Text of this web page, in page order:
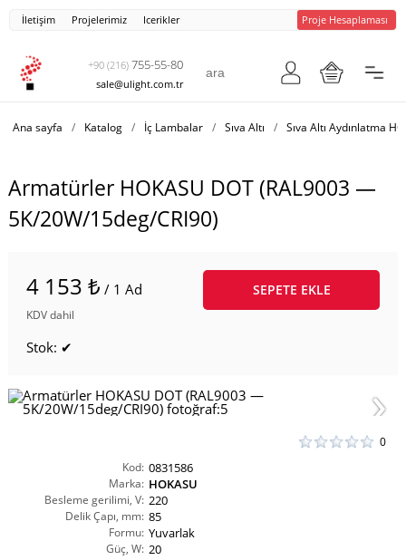
İletişim Projelerimiz Icerikler Proje Hesaplaması
+90 (216) 755-55-80
sale@ulight.com.tr
Ana sayfa / Katalog / İç Lambalar / Sıva Altı / Sıva Altı Aydınlatma
Armatürler HOKASU DOT (RAL9003 —
5K/20W/15deg/CRI90)
4 153 ₺ / 1 Ad
KDV dahil
SEPETE EKLE
Stok: ✔
0
Kod: 0831586
Marka: HOKASU
Besleme gerilimi, V: 220
Delik Çapı, mm: 85
Formu: Yuvarlak
Güç, W: 20